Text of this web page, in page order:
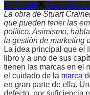
Facebook Twitter
La obra de Stuart
que pueden tener las
político. Asimismo,
la gestión de marketing
La idea principal que el
libro y a uno de sus
tienen las marcas en el
el cuidado de la marca
en gran parte de ella.